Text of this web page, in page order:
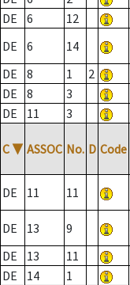
DE
6 12
DE
6 14
DE
8 1 2
DE
8 3
DE
11 3
C ▼ ASSOC No. D Code
DE 11 11
DE 13 9
DE
13 11
DE
14 1